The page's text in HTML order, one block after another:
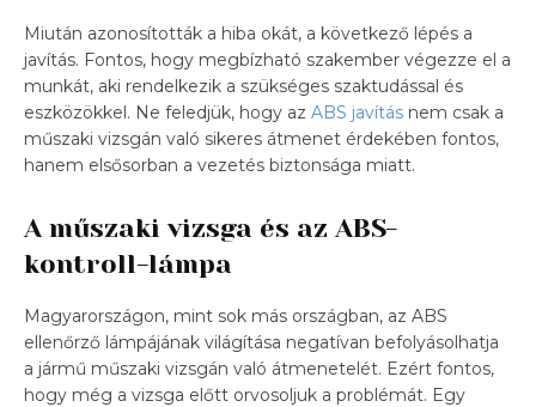
Miután azonosították a hiba okát, a következő lépés a
javítás. Fontos, hogy megbízható szakember végezze el a
munkát, aki rendelkezik a szükséges szaktudással és
eszközökkel. Ne feledjük, hogy az ABS javítás nem csak a
műszaki vizsgán való sikeres átmenet érdekében fontos,
hanem elsősorban a vezetés biztonsága miatt.
A műszaki vizsga és az ABS-
kontroll-lámpa
Magyarországon, mint sok más országban, az ABS
ellenőrző lámpájának világítása negatívan befolyásolhatja
a jármű műszaki vizsgán való átmenetelét. Ezért fontos,
hogy még a vizsga előtt orvosoljuk a problémát. Egy